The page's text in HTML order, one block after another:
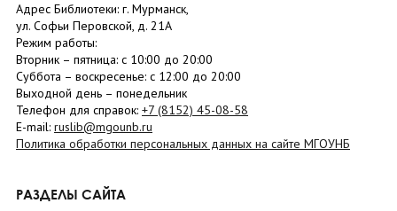
Адрес Библиотеки: г. Мурманск,
ул. Софьи Перовской, д. 21А
Режим работы:
Вторник – пятница: с 10:00 до 20:00
Суббота – воскресенье: c 12:00 до 20:00
Выходной день – понедельник
Телефон для справок: +7 (8152) 45-08-58
E-mail: ruslib@mgounb.ru
Политика обработки персональных данных на сайте МГОУНБ
РАЗДЕЛЫ САЙТА